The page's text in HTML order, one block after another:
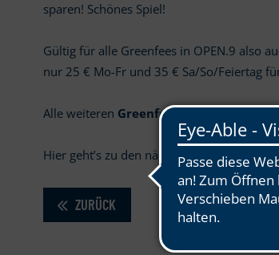
sparen! Schönes Spiel!
Gültig für alle Greenfees in OPEN.9 also
nur 25 € Mo-Fr und 35 € Sa/So/Feiertag
Alle weiteren Greenfeeschnäppchen
Hier geht’s zu den nächsten
ZURÜCK